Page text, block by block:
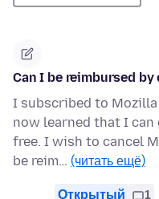
Can I be reimbursed
I subscribed to Mozilla
now learned that I
free. I wish to cancel
be reim… (читать ещё)
Открытый 1